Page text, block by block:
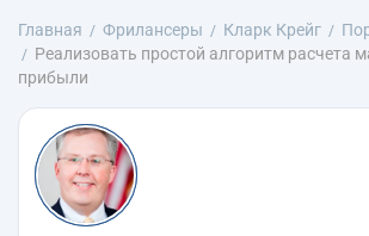
Главная Фрилансеры Кларк Крейг
Реализовать простой алгоритм расчета
прибыли